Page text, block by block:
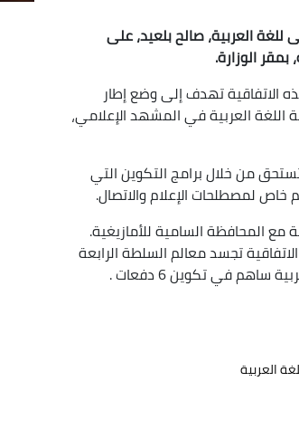
للغة العربية، صالح بلعيد، على
الوزارة.
الاتفاقية تهدف إلى وضع إطار
اللغة العربية في المشهد الإعلامي،
من خلال برامج التكوين التي
لمصطلحات الإعلام والاتصال.
مع المحافظة السامية للأمازيغية.
تجسد معالم السلطة الرابعة
في تكوين 6 دفعات .
العربية